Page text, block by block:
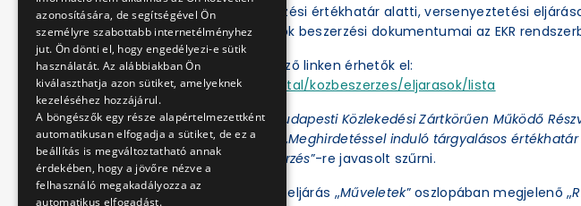
A BKV Zrt. a közbeszerzési értékhatár alatti, versenyeztetési
folytatja le. Az eljárások beszerzési dokumentumai az EKR
Az eljárások a következő linken érhetők el:
https://ekr.gov.hu/portal/kozbeszerzes/eljarasok/lista
Az Ajánlatkérőnél a „
Budapesti Közlekedési Zártkörűen Működő
az Eljárás fajtájánál a „Meghirdetéssel induló tárgyalásos értékhatár
értékhatár alatti beszerzés”-re javasolt szűrni.
Ezt követően az adott eljárás „Műveletek” oszlopában megjelenő „
azonosítására, de segítségével Ön
személyre szabottabb internetélményhez
jut. Ön dönti el, hogy engedélyezi-e sütik
használatát. Az alábbiakban Ön
kiválaszthatja azon sütiket, amelyeknek
kezeléséhez hozzájárul.
A böngészők egy része alapértelmezettként
automatikusan elfogadja a sütiket, de ez a
beállítás is megváltoztatható annak
érdekében, hogy a jövőre nézve a
felhasználó megakadályozza az
automatikus elfogadást.